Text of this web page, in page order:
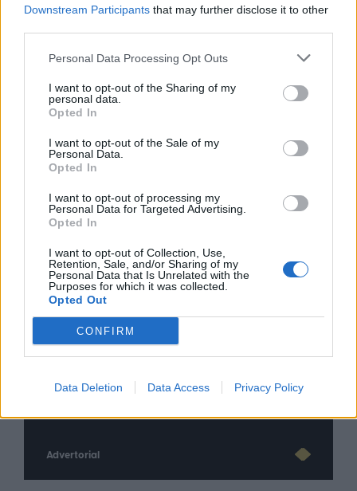
Downstream Participants that may further disclose it to other
Personal Data Processing Opt Outs
I want to opt-out of the Sharing of my
personal data.
Opted In
I want to opt-out of the Sale of my
Personal Data.
Opted In
I want to opt-out of processing my
Personal Data for Targeted Advertising.
Opted In
I want to opt-out of Collection, Use,
Retention, Sale, and/or Sharing of my
Personal Data that Is Unrelated with the
Purposes for which it was collected.
Opted Out
CONFIRM
Data Deletion Data Access Privacy Policy
TP Greece: Πώς διαμορφώνεται το
μέλλον του Insurance στην εποχή του AI
Η
Advertorial